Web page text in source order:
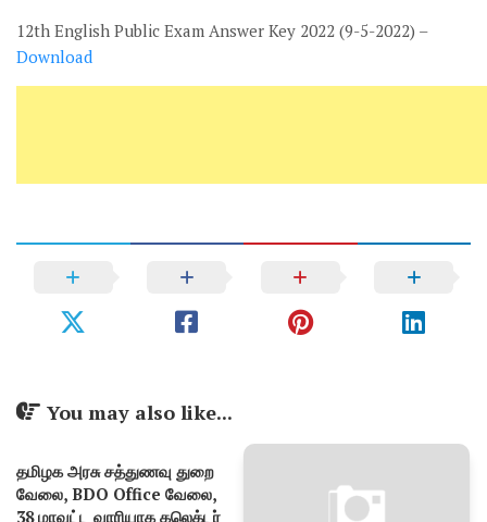
12th English Public Exam Answer Key 2022 (9-5-2022) –
Download
You may also like...
தமிழக​ அரசு சத்துணவு துறை
வேலை, BDO Office வேலை,
38 மாவட்ட​ வாரியாக​ கலெக்டர்